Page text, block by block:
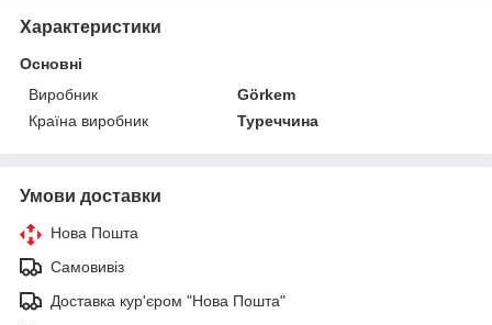
Характеристики
Основні
Виробник
Görkem
Країна виробник
Туреччина
Умови доставки
Нова Пошта
Самовивіз
Доставка кур'єром "Нова Пошта"